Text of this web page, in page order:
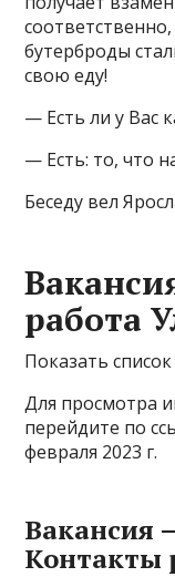
бутерброды
свою еду!
— Есть ли у Вас
— Есть: то, что
Беседу вел
работа
Показать
Для просмотра
перейдите по
февраля 2023 г.
Вакансия
Контакты